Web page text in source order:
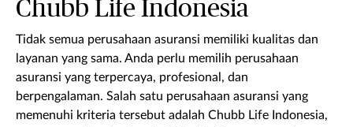
Chubb Life Indonesia
Tidak semua perusahaan asuransi memiliki kualitas dan
layanan yang sama. Anda perlu memilih perusahaan
asuransi yang terpercaya, profesional, dan
berpengalaman. Salah satu perusahaan asuransi yang
memenuhi kriteria tersebut adalah Chubb Life Indonesia,